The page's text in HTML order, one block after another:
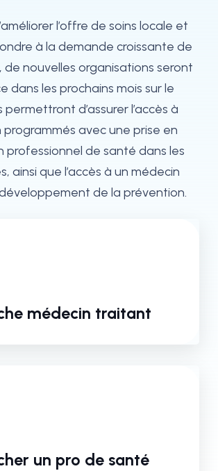
l’offre de soins locale et
à la demande croissante de
nouvelles organisations seront
dans les prochains mois sur le
permettront d’assurer l’accès à
programmés avec une prise en
professionnel de santé dans les
ainsi que l’accès à un médecin
de la prévention.
médecin traitant
un pro de santé